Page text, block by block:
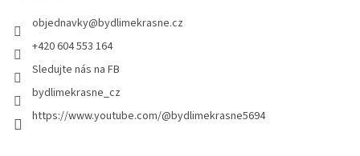
objednavky@bydlimekrasne.cz
+420 604 553 164
Sledujte nás na FB
bydlimekrasne_cz
https://www.youtube.com/@bydlimekrasne5694